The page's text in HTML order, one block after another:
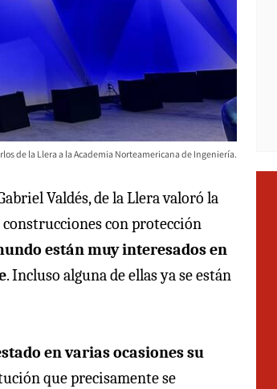
de la Llera a la Academia Norteamericana de Ingeniería.
Valdés, de la Llera valoró la
con protección
están muy interesados en
. Incluso alguna de ellas ya se están
en varias ocasiones su
que precisamente se